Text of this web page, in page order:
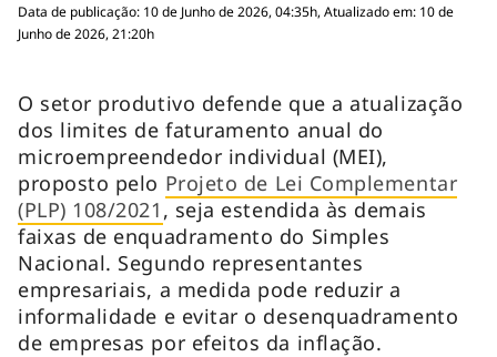
Data de publicação: 10 de Junho de 2026, 04:35h, Atualizado em: 10 de
Junho de 2026, 21:20h
O setor produtivo defende que a atualização
dos limites de faturamento anual do
microempreendedor individual (MEI),
proposto pelo Projeto de Lei Complementar
(PLP) 108/2021 , seja estendida às demais
faixas de enquadramento do Simples
Nacional. Segundo representantes
empresariais, a medida pode reduzir a
informalidade e evitar o desenquadramento
de empresas por efeitos da inflação.